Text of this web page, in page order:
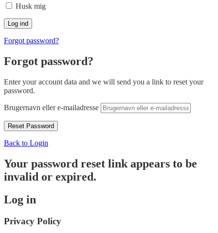
Husk mig
Forgot password?
Forgot password?
Enter your account data and we will send you a link to reset your
password.
Brugernavn eller e-mailadresse
Back to Login
Your password reset link appears to be
invalid or expired.
Log in
Privacy Policy